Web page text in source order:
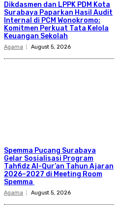
Dikdasmen dan LPPK PDM Kota
Surabaya Paparkan Hasil Audit
Internal di PCM Wonokromo:
Komitmen Perkuat Tata Kelola
Keuangan Sekolah
Agama August 5, 2026
Spemma Pucang Surabaya
Gelar Sosialisasi Program
Tahfidz Al-Qur’an Tahun Ajaran
2026–2027 di Meeting Room
Spemma
Agama August 5, 2026